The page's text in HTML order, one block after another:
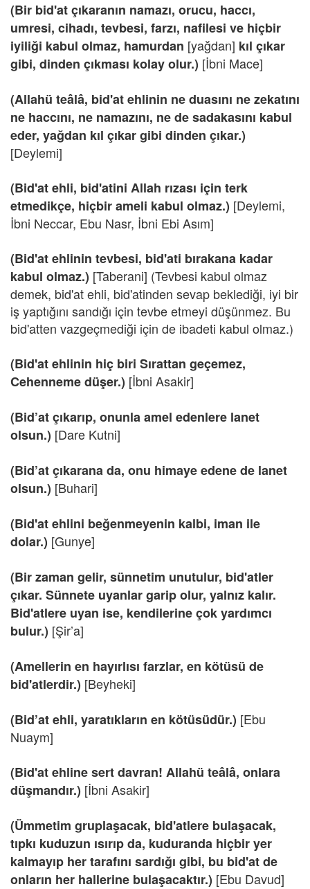
(Bir bid'at çıkaranın namazı, orucu, haccı,
umresi, cihadı, tevbesi, farzı, nafilesi ve hiçbir
iyiliği kabul olmaz, hamurdan [yağdan] kıl çıkar
gibi, dinden çıkması kolay olur.) [İbni Mace]
(Allahü teâlâ, bid'at ehlinin ne duasını ne zekatını
ne haccını, ne namazını, ne de sadakasını kabul
eder, yağdan kıl çıkar gibi dinden çıkar.)
[Deylemi]
(Bid'at ehli, bid'atini Allah rızası için terk
etmedikçe, hiçbir ameli kabul olmaz.) [Deylemi,
İbni Neccar, Ebu Nasr, İbni Ebi Asım]
(Bid'at ehlinin tevbesi, bid'ati bırakana kadar
kabul olmaz.) [Taberani] (Tevbesi kabul olmaz
demek, bid'at ehli, bid'atinden sevap beklediği, iyi bir
iş yaptığını sandığı için tevbe etmeyi düşünmez. Bu
bid'atten vazgeçmediği için de ibadeti kabul olmaz.)
(Bid'at ehlinin hiç biri Sırattan geçemez,
Cehenneme düşer.) [İbni Asakir]
(Bid’at çıkarıp, onunla amel edenlere lanet
olsun.) [Dare Kutni]
(Bid’at çıkarana da, onu himaye edene de lanet
olsun.) [Buhari]
(Bid'at ehlini beğenmeyenin kalbi, iman ile
dolar.) [Gunye]
(Bir zaman gelir, sünnetim unutulur, bid'atler
çıkar. Sünnete uyanlar garip olur, yalnız kalır.
Bid'atlere uyan ise, kendilerine çok yardımcı
bulur.) [Şir’a]
(Amellerin en hayırlısı farzlar, en kötüsü de
bid'atlerdir.) [Beyheki]
(Bid’at ehli, yaratıkların en kötüsüdür.) [Ebu
Nuaym]
(Bid'at ehline sert davran! Allahü teâlâ, onlara
düşmandır.) [İbni Asakir]
(Ümmetim gruplaşacak, bid'atlere bulaşacak,
tıpkı kuduzun ısırıp da, kuduranda hiçbir yer
kalmayıp her tarafını sardığı gibi, bu bid'at de
onların her hallerine bulaşacaktır.) [Ebu Davud]